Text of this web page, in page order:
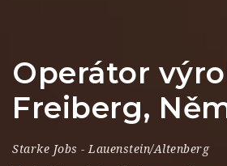
Operátor
Freiberg,
Starke Jobs - Lauenstein/Altenberg